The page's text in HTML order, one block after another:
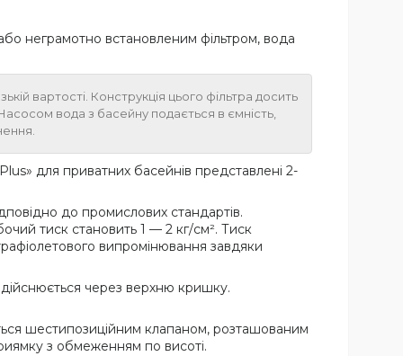
неграмотно встановленим фільтром, вода
вартості. Конструкція цього фільтра досить
вода з басейну подається в ємність,
для приватних басейнів представлені 2-
до промислових стандартів.
тиск становить 1 — 2 кг/см². Тиск
випромінювання завдяки
через верхню кришку.
шестипозиційним клапаном, розташованим
з обмеженням по висоті.